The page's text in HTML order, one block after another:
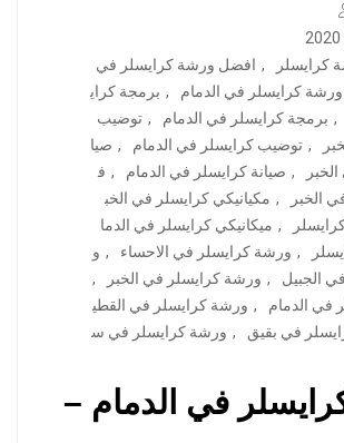
كرايسلر
, افضل ورشة كرايسلر في
كرايسلر في الدمام , برمجة كراي
, برمجة كرايسلر في الدمام , توضيب
, توضيب كرايسلر في الدمام , صيا
, صيانة كرايسلر في الدمام , ف
الخبر
, مكيانيكي كرايسلر في الخب
, ميكانيكي كرايسلر في الدما
, ورشة كرايسلر في الاحساء , و
الجبيل
, ورشة كرايسلر في الخبر
,
في الدمام
, ورشة كرايسلر في القطي
في بقيق , ورشة كرايسلر في س
في الدمام –